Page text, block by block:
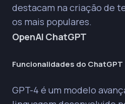
destacam na criação de
os mais populares.
OpenAI ChatGPT
Funcionalidades do ChatGPT
GPT-4 é um modelo